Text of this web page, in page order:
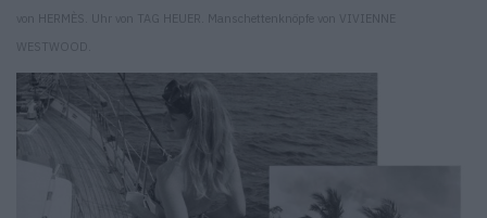
von HERMÈS. Uhr von TAG HEUER. Manschettenknöpfe von VIVIENNE
WESTWOOD.